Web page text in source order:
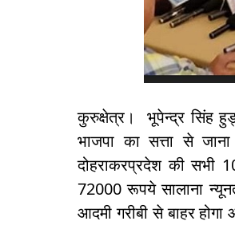
कुरुक्षेत्र। भूपेन्द्र सिंह
भाजपा का सत्ता से
दोहराकरप्रदेश की सभी
72000 रूपये सालाना
आदमी गरीबी से बाहर